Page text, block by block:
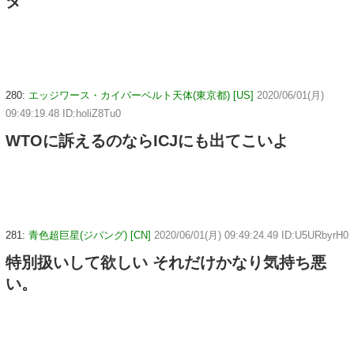
280: エッジワース・カイパーベルト天体(東京都) [US] 2020/06/01(月)
09:49:19.48 ID:holiZ8Tu0
WTOに訴えるのならICJにも出てこいよ
281: 青色超巨星(ジパング) [CN] 2020/06/01(月) 09:49:24.49 ID:U5URbyrH0
特別扱いして欲しい それだけかなり気持ち悪
い。